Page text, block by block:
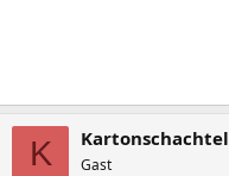
K Kartonschachtel
Gast